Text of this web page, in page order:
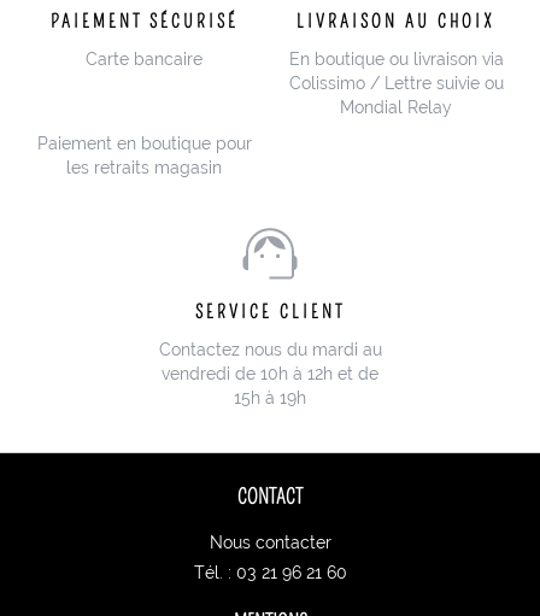
PAIEMENT SÉCURISÉ
Carte bancaire
Paiement en boutique pour
les retraits magasin
LIVRAISON AU CHOIX
En boutique ou livraison via
Colissimo / Lettre suivie ou
Mondial Relay
SERVICE CLIENT
Contactez nous du mardi au
vendredi de 10h à 12h et de
15h à 19h
CONTACT
Nous contacter
Tél. : 03 21 96 21 60